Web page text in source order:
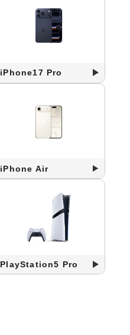
iPhone17 Pro
iPhone Air
PlayStation5 Pro